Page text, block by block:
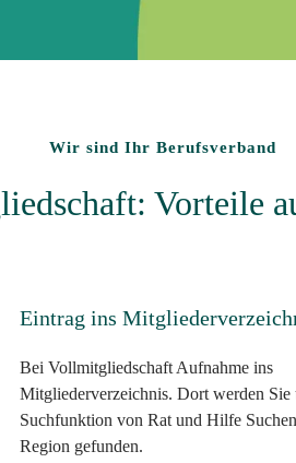
Wir sind Ihr Berufsverband
Vorteile
Eintrag ins
Bei Vollmitgliedschaft Aufnahme ins
Mitgliederverzeichnis. Dort werden Sie
Suchfunktion von Rat und Hilfe
Region gefunden.